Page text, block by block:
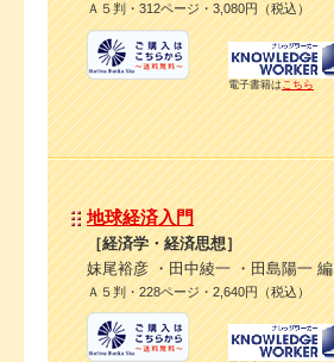
Ａ５判・312ページ・3,080円（税込）
電子書籍はこちら
地球経済入門
［経済学・経済思想］
妹尾裕彦 ・田中綾一 ・田島陽一 編
Ａ５判・228ページ・2,640円（税込）